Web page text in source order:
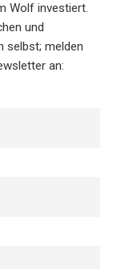
Wolf investiert.
und
selbst; melden
an: